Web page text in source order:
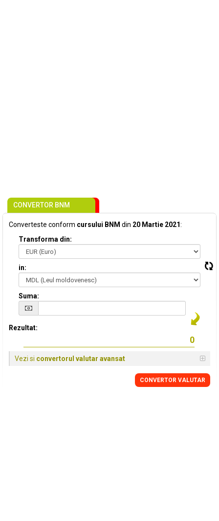
CONVERTOR BNM
Converteste conform cursului BNM din 20 Martie 2021:
Transforma din:
in:
Suma:
Rezultat:
Vezi si convertorul valutar avansat
CONVERTOR VALUTAR